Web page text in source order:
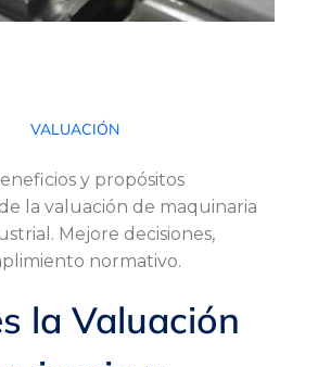
VALUACIÓN
y propósitos
la valuación de maquinaria
Mejore decisiones,
normativo.
la Valuación